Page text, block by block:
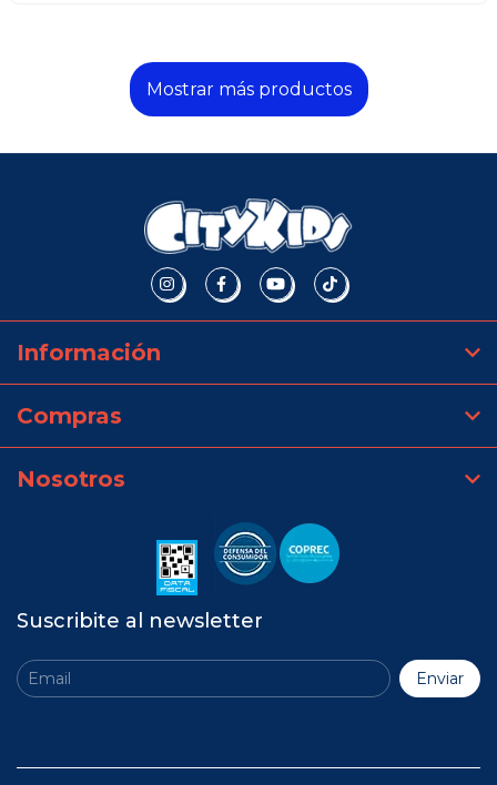
Mostrar más productos
Información
Compras
Nosotros
Suscribite al newsletter